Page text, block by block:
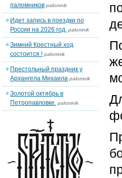
паломников palomnik
Идет запись в поездки по
России на 2026 год. palomnik
Зимний Крестный ход
состоится ! palomnik
Престольный праздник у
Архангела Михаила palomnik
Золотой октябрь в
Петропавловке. palomnik